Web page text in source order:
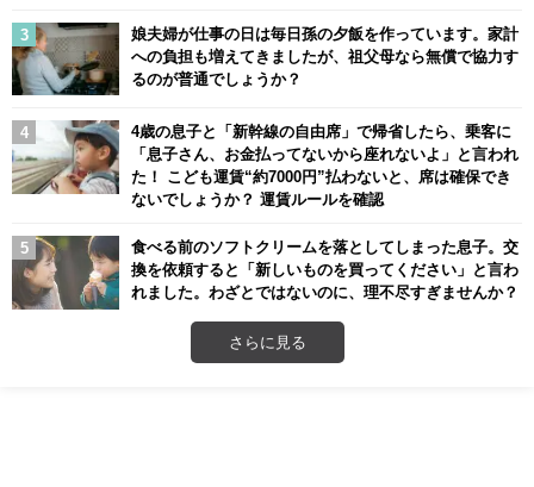
娘夫婦が仕事の日は毎日孫の夕飯を作っています。家計
への負担も増えてきましたが、祖父母なら無償で協力す
るのが普通でしょうか？
4歳の息子と「新幹線の自由席」で帰省したら、乗客に
「息子さん、お金払ってないから座れないよ」と言われ
た！ こども運賃“約7000円”払わないと、席は確保でき
ないでしょうか？ 運賃ルールを確認
食べる前のソフトクリームを落としてしまった息子。交
換を依頼すると「新しいものを買ってください」と言わ
れました。わざとではないのに、理不尽すぎませんか？
さらに見る